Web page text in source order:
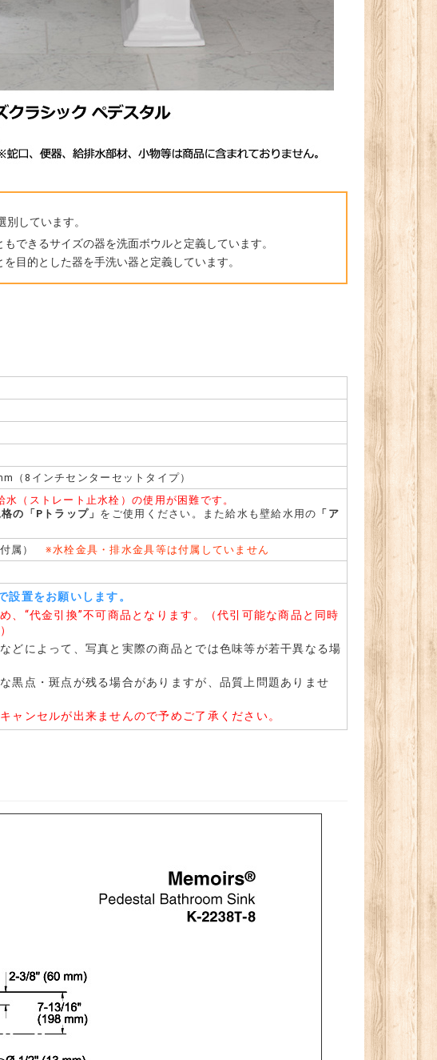
しています。
できるサイズの器を洗面ボウルと定義しています。
目的とした器を手洗い器と定義しています。
（8インチセンターセットタイプ）
（ストレート止水栓）の使用が困難です。
の「Pトラップ」 をご使用ください。また給水も壁給水用の 「ア
付属） ※水栓金具・排水金具等は付属していません
設置をお願いします。
、“代金引換”不可商品となります。（代引可能な商品と同時
どによって、写真と実際の商品とでは色味等が若干異なる場
黒点・斑点が残る場合がありますが、品質上問題ありませ
ャンセルが出来ませんので予めご了承ください。